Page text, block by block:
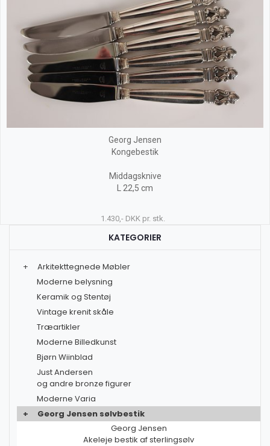
Georg Jensen
Kongebestik
Middagsknive
L 22,5 cm
1.430,- DKK pr. stk.
KATEGORIER
+
Arkitekttegnede Møbler
Moderne belysning
Keramik og Stentøj
Vintage krenit skåle
Træartikler
Moderne Billedkunst
Bjørn Wiinblad
Just Andersen
og andre bronze figurer
Moderne Varia
+
Georg Jensen sølvbestik
Georg Jensen
Akeleje bestik af sterlingsølv